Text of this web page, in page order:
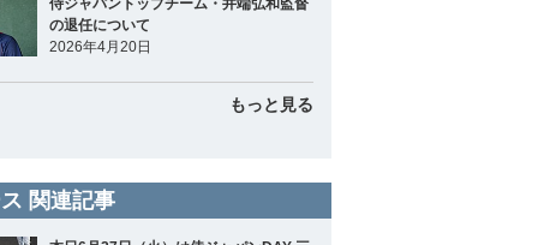
侍ジャパントップチーム・井端弘和監督
の退任について
2026年4月20日
もっと見る
関連記事